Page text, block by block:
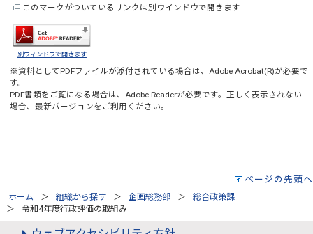
このマークがついているリンクは別ウインドウで開きます
別ウィンドウで開きます
※資料としてPDFファイルが添付されている場合は、Adobe Acrobat(R)が必要で
す。
PDF書類をご覧になる場合は、Adobe Readerが必要です。正しく表示されない
場合、最新バージョンをご利用ください。
ページの先頭へ
ホーム 組織から探す 企画総務部
総合政策課
令和4年度行政評価の取組み